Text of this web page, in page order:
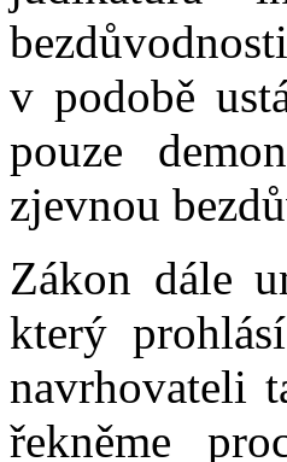
v podobě
pouze
zjevnou
Zákon dále
který
navrhovateli
řekněme